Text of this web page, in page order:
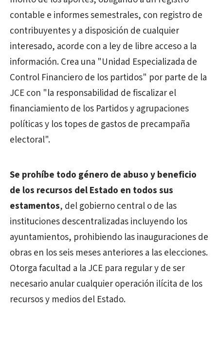
contable e informes semestrales, con registro de
contribuyentes y a disposición de cualquier
interesado, acorde con a ley de libre acceso a la
información. Crea una "Unidad Especializada de
Control Financiero de los partidos" por parte de la
JCE con "la responsabilidad de fiscalizar el
financiamiento de los Partidos y agrupaciones
políticas y los topes de gastos de precampaña
electoral".
Se prohíbe todo género de abuso y beneficio
de los recursos del Estado en todos sus
estamentos, del gobierno central o de las
instituciones descentralizadas incluyendo los
ayuntamientos, prohibiendo las inauguraciones de
obras en los seis meses anteriores a las elecciones.
Otorga facultad a la JCE para regular y de ser
necesario anular cualquier operación ilícita de los
recursos y medios del Estado.